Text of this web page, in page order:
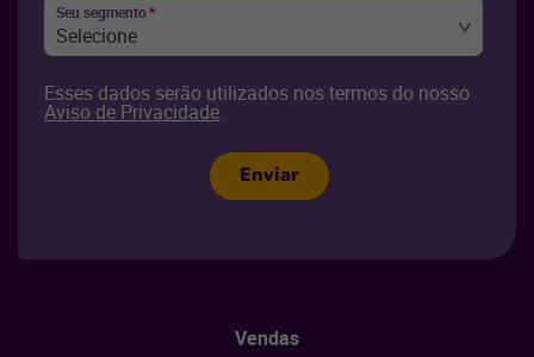
Seu segmento*
Selecione
Esses dados serão utilizados nos termos do nosso
Aviso de Privacidade.
Enviar
Vendas